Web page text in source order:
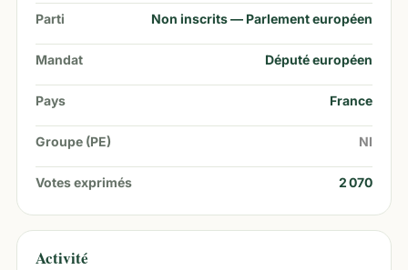
Parti Non inscrits — Parlement européen
Mandat Député européen
Pays France
Groupe (PE) NI
Votes exprimés 2 070
Activité